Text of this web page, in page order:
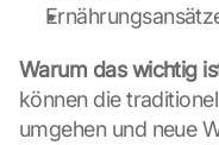
Warum das wichtig
können die
umgehen und neue